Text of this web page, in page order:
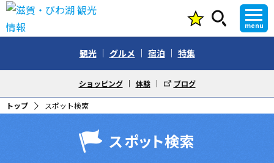
menu
観光 グルメ 宿泊 特集
ショッピング 体験 ブログ
トップ スポット検索
スポット検索